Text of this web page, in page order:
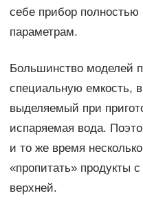
себе прибор
параметрам.
Большинство моделей
специальную емкость, в
выделяемый при
испаряемая вода.
и то же время
«пропитать» продукты
верхней.